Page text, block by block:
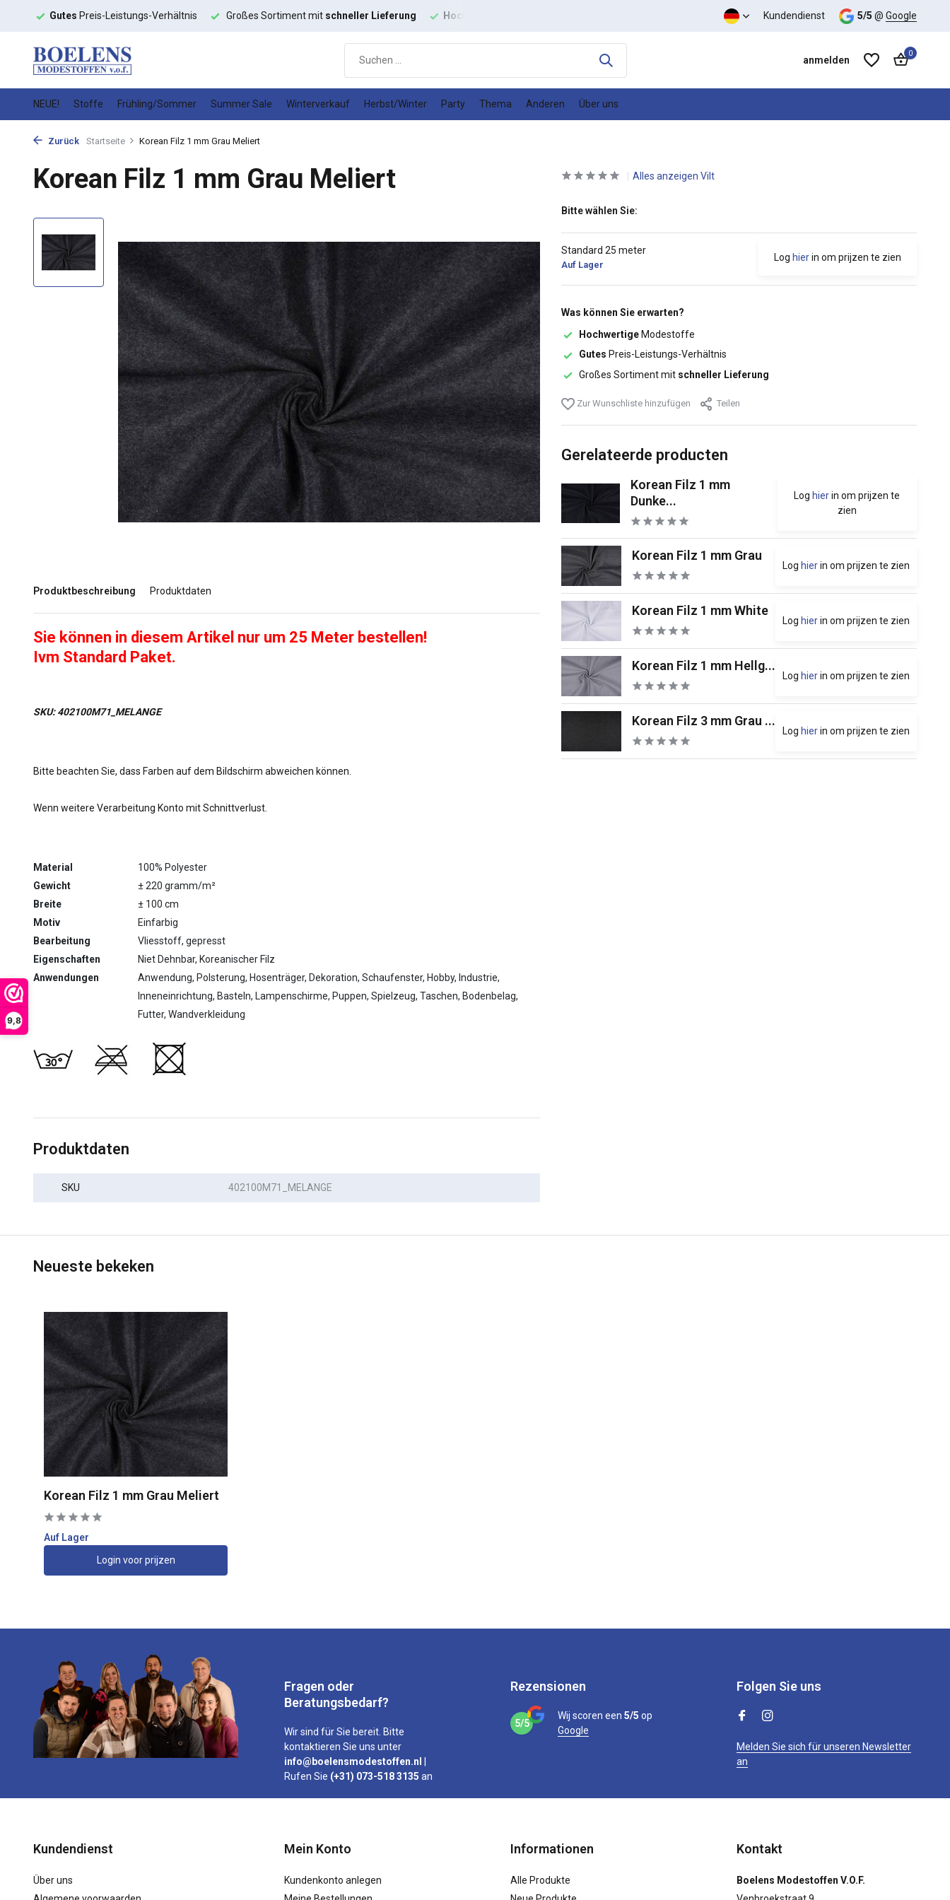
9,8
Gutes Preis-Leistungs-Verhältnis Großes Sortiment mit schneller Lieferung Hochwertige Preis-Leistungs-Verhältnis Kundendienst 5/5 @ Google
anmelden
0
NEUE! Stoffe Frühling/Sommer Summer Sale Winterverkauf Herbst/Winter Party Thema Anderen Über uns
Zurück Startseite Korean Filz 1 mm Grau Meliert
Korean Filz 1 mm Grau Meliert
Produktbeschreibung Produktdaten
Sie können in diesem Artikel nur um 25 Meter bestellen!
Ivm Standard Paket.
SKU: 402100M71_MELANGE
Bitte beachten Sie, dass Farben auf dem Bildschirm abweichen können.
Wenn weitere Verarbeitung Konto mit Schnittverlust.
Material
100% Polyester
Gewicht
± 220 gramm/m²
Breite
± 100 cm
Motiv
Einfarbig
Bearbeitung
Vliesstoff, gepresst
Eigenschaften
Niet Dehnbar, Koreanischer Filz
Anwendungen
Anwendung, Polsterung, Hosenträger, Dekoration, Schaufenster, Hobby, Industrie,
Inneneinrichtung, Basteln, Lampenschirme, Puppen, Spielzeug, Taschen, Bodenbelag,
Futter, Wandverkleidung
Produktdaten
SKU 402100M71_MELANGE
Alles anzeigen Vilt
Bitte wählen Sie:
Standard 25 meter
Auf Lager
Log hierin om prijzen te zien
Was können Sie erwarten?
HochwertigeModestoffe
Gutes Preis-Leistungs-Verhältnis
Großes Sortiment mit schneller Lieferung
Zur Wunschliste hinzufügen Teilen
Gerelateerde producten
Korean Filz 1 mm
Dunke...
Log hierin om prijzen te
zien
Korean Filz 1 mm Grau
Log hierin om prijzen te zien
Korean Filz 1 mm White
Log hierin om prijzen te zien
Korean Filz 1 mm Hellg...
Log hierin om prijzen te zien
Korean Filz 3 mm Grau ...
Log hierin om prijzen te zien
Neueste bekeken
Korean Filz 1 mm Grau Meliert
Auf Lager
Login voor prijzen
Fragen oder
Beratungsbedarf?
Wir sind für Sie bereit. Bitte
kontaktieren Sie uns unter
info@boelensmodestoffen.nl
Rufen Sie (+31) 073-518 3135 an
Rezensionen
5/5
Wij scoren een 5/5 op
Google
Folgen Sie uns
Melden Sie sich für unseren Newsletter
an
Kundendienst
Über uns
Mein Konto
Kundenkonto anlegen
Informationen
Alle Produkte
Kontakt
Boelens Modestoffen V.O.F.